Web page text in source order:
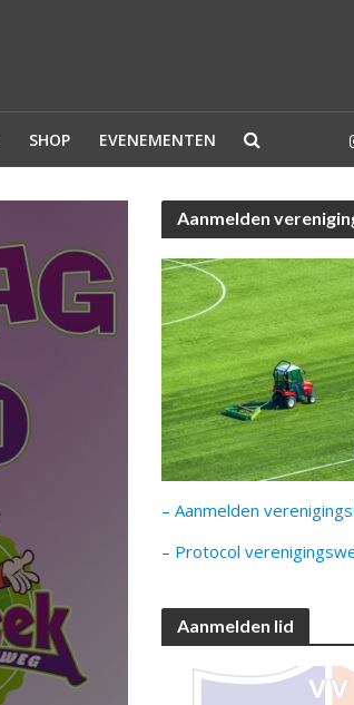
SHOP EVENEMENTEN
Aanmelden
– Aanmelden
– Protocol
Aanmelden lid